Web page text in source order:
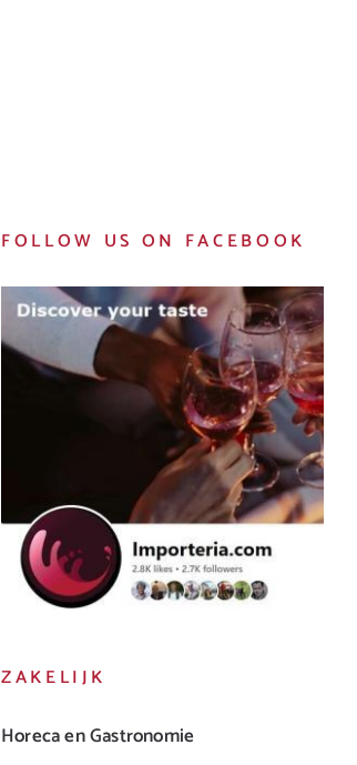
FOLLOW US ON FACEBOOK
ZAKELIJK
Horeca en Gastronomie